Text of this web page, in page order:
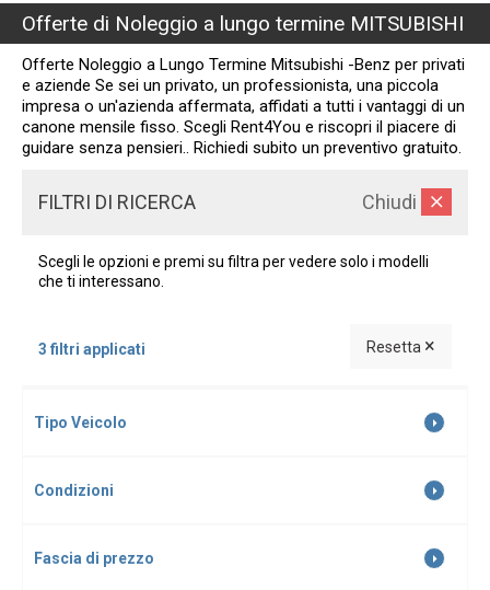
Offerte di Noleggio a lungo termine MITSUBISHI
Offerte Noleggio a Lungo Termine Mitsubishi -Benz per privati
e aziende Se sei un privato, un professionista, una piccola
impresa o un'azienda affermata, affidati a tutti i vantaggi di un
canone mensile fisso. Scegli Rent4You e riscopri il piacere di
guidare senza pensieri.. Richiedi subito un preventivo gratuito.
FILTRI DI RICERCA Chiudi
Scegli le opzioni e premi su filtra per vedere solo i modelli
che ti interessano.
3 filtri applicati Resetta ×
Tipo Veicolo
Condizioni
Fascia di prezzo